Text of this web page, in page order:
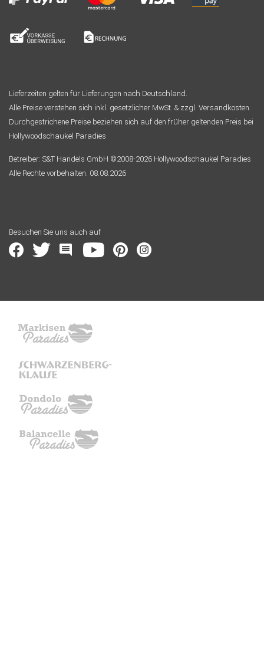
Lieferzeiten gelten für Lieferungen nach Deutschland.
Alle Preise verstehen sich inkl. gesetzlicher MwSt. & zzgl. Versandkosten.
Durchgestrichene Preise beziehen sich auf den früher geltenden Preis bei
Hollywoodschaukel Paradies
Betreiber: S&T Handels GmbH ©2008-2026 Hollywoodschaukel Paradies
Alle Rechte vorbehalten. 08.08.2026
Besuchen Sie uns auch auf